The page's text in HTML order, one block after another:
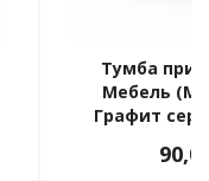
Тумба
Мебель
Графит